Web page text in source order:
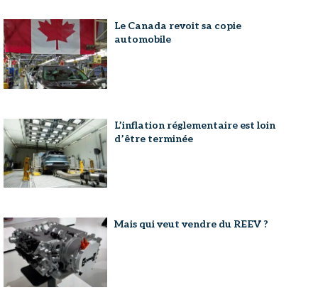
Le Canada revoit sa copie
automobile
L’inflation réglementaire est loin
d’être terminée
Mais qui veut vendre du REEV ?